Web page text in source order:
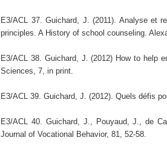
E3/ACL 37. Guichard, J. (2011). Analyse et
principles. A History of school counseling.
E3/ACL 38. Guichard, J. (2012) How to help
Sciences, 7, in print.
E3/ACL 39. Guichard, J. (2012). Quels défis
E3/ACL 40. Guichard, J., Pouyaud, J., de
Journal of Vocational Behavior, 81, 52-58.